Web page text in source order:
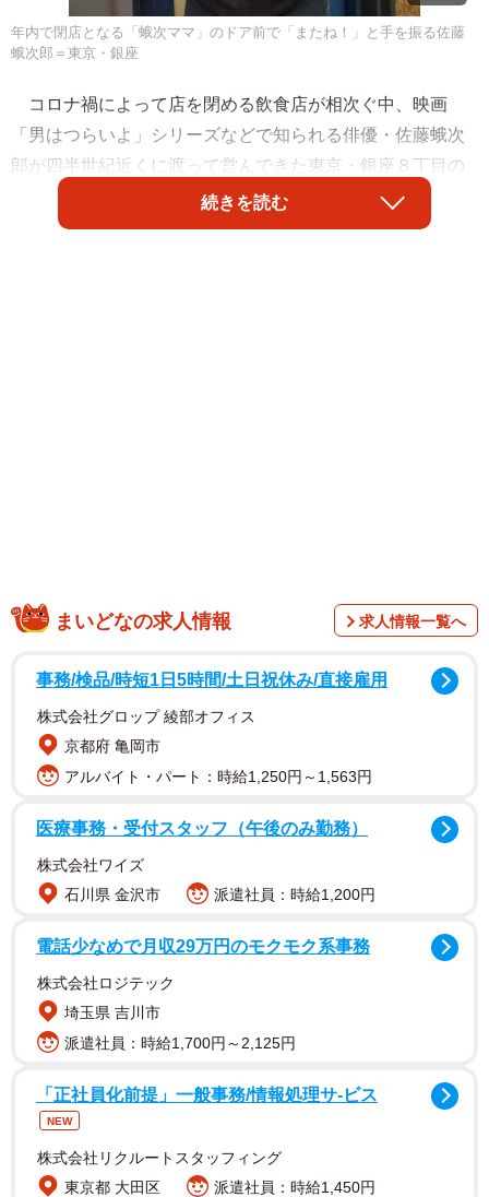
年内で閉店となる「蛾次ママ」のドア前で「またね！」と手を振る佐藤
蛾次郎＝東京・銀座
コロナ禍によって店を閉める飲食店が相次ぐ中、映画
「男はつらいよ」シリーズなどで知られる俳優・佐藤蛾次
郎が四半世紀近くに渡って営んできた東京・銀座８丁目の
「Pabu 蛾次ママ」が今月３１日で閉店する。夜１０時ま
での時短営業を続ける師走の夜、感染対策を徹底しなが
場の向かいにあるビル9階で元女優の妻・和子さんと共に
「蛾次ママ」をオープンして「今年で２５年目」となる。
約３０席で、基本料金は１時間３５００円と銀座では安価
な設定。何より、名わき役として芸能界に幅広い交友関係
エピソード」を聞ける店として映画ファンに愛されてき
た。
続きを読む
まいどなの求人情報 求人情報一覧へ
事務/検品/時短1日5時間/土日祝休み/直接雇用
株式会社グロップ 綾部オフィス
京都府 亀岡市
アルバイト・パート：時給1,250円～1,563円
医療事務・受付スタッフ（午後のみ勤務）
株式会社ワイズ
石川県 金沢市
派遣社員：時給1,200円
電話少なめで月収29万円のモクモク系事務
株式会社ロジテック
埼玉県 吉川市
派遣社員：時給1,700円～2,125円
「正社員化前提」一般事務/情報処理サ-ビス
NEW
株式会社リクルートスタッフィング
東京都 大田区
派遣社員：時給1,450円